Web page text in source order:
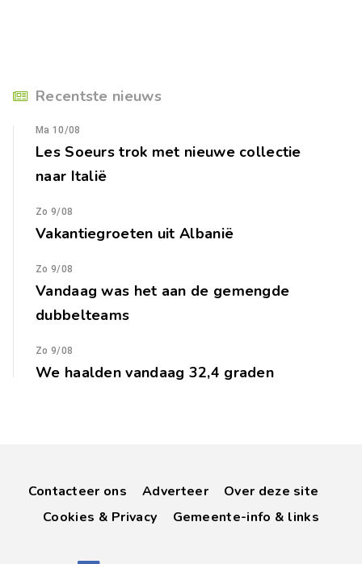
Recentste nieuws
Ma 10/08
Les Soeurs trok met nieuwe collectie
naar Italië
Zo 9/08
Vakantiegroeten uit Albanië
Zo 9/08
Vandaag was het aan de gemengde
dubbelteams
Zo 9/08
We haalden vandaag 32,4 graden
Contacteer ons Adverteer
Over deze site
Cookies & Privacy
Gemeente-info & links